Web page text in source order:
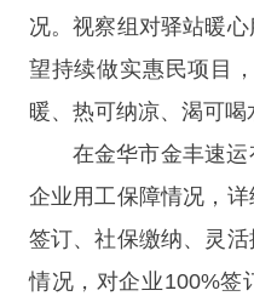
况。视察组对驿站暖
望持续做实惠民项目
暖、热可纳凉、渴可喝
在金华市金丰速
企业用工保障情况，
签订、社保缴纳、灵
情况，对企业100%签